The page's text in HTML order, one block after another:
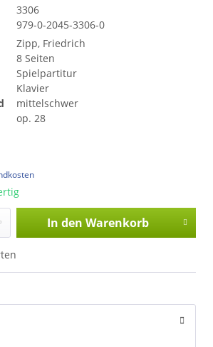
3306
979-0-2045-3306-0
Zipp, Friedrich
8 Seiten
Spielpartitur
Klavier
mittelschwer
op. 28
In den Warenkorb